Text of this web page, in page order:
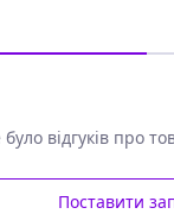
відгуків про
Поставити